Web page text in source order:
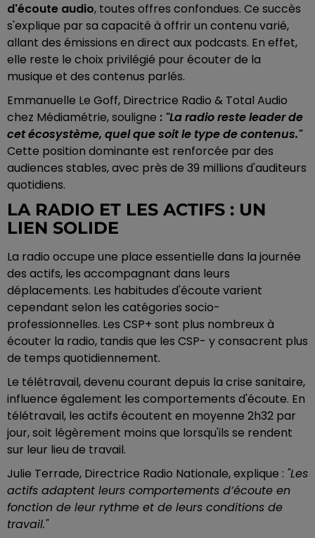
d'écoute audio, toutes offres confondues. Ce succès
s'explique par sa capacité à offrir un contenu varié,
allant des émissions en direct aux podcasts. En effet,
elle reste le choix privilégié pour écouter de la
musique et des contenus parlés.
Emmanuelle Le Goff, Directrice Radio & Total Audio
chez Médiamétrie, souligne : "La radio reste leader de
cet écosystème, quel que soit le type de contenus."
Cette position dominante est renforcée par des
audiences stables, avec près de 39 millions d'auditeurs
quotidiens.
LA RADIO ET LES ACTIFS : UN
LIEN SOLIDE
La radio occupe une place essentielle dans la journée
des actifs, les accompagnant dans leurs
déplacements. Les habitudes d'écoute varient
cependant selon les catégories socio-
professionnelles. Les CSP+ sont plus nombreux à
écouter la radio, tandis que les CSP- y consacrent plus
de temps quotidiennement.
Le télétravail, devenu courant depuis la crise sanitaire,
influence également les comportements d'écoute. En
télétravail, les actifs écoutent en moyenne 2h32 par
jour, soit légèrement moins que lorsqu'ils se rendent
sur leur lieu de travail.
Julie Terrade, Directrice Radio Nationale, explique : "Les
actifs adaptent leurs comportements d’écoute en
fonction de leur rythme et de leurs conditions de
travail."